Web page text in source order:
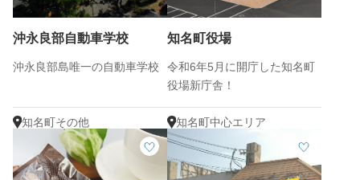
沖永良部自動車学校
沖永良部島唯一の自動車学校
知名町その他
知名町役場
令和6年5月に開庁した知名町
役場新庁舎！
知名町中心エリア